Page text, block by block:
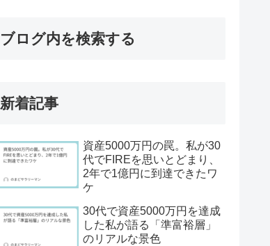
ブログ内を検索する
新着記事
資産5000万円の罠。私が30
代でFIREを思いとどまり、
2年で1億円に到達できたワ
ケ
30代で資産5000万円を達成
した私が語る「準富裕層」
のリアルな景色